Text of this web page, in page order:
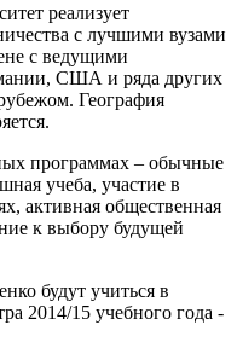
реализует
с лучшими вузами
с ведущими
США и ряда других
География
программах – обычные
учеба, участие в
активная общественная
к выбору будущей
будут учиться в
2014/15 учебного года -